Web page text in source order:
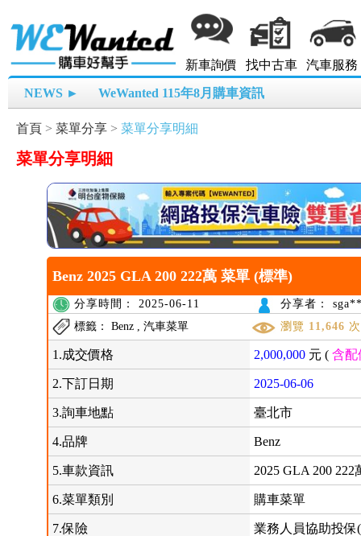
新車詢價 找中古車 汽車服務
NEWS ► WeWanted 115年8月購車資訊
首頁 > 菜單分享 > 菜單分享明細
菜單分享明細
Benz 2025 GLA 200 222萬 菜單 (標準)
分享時間： 2025-06-11
分享者：
標籤： Benz , 汽車菜單
瀏覽 11,646 次
1.成交價格 2,000,000 元 (含配
2.下訂日期 2025-06-06
3.詢車地點 臺北市
4.品牌 Benz
5.車款資訊 2025 GLA 200 222
6.菜單類別 購車菜單
7.保險
業務人員協助投保